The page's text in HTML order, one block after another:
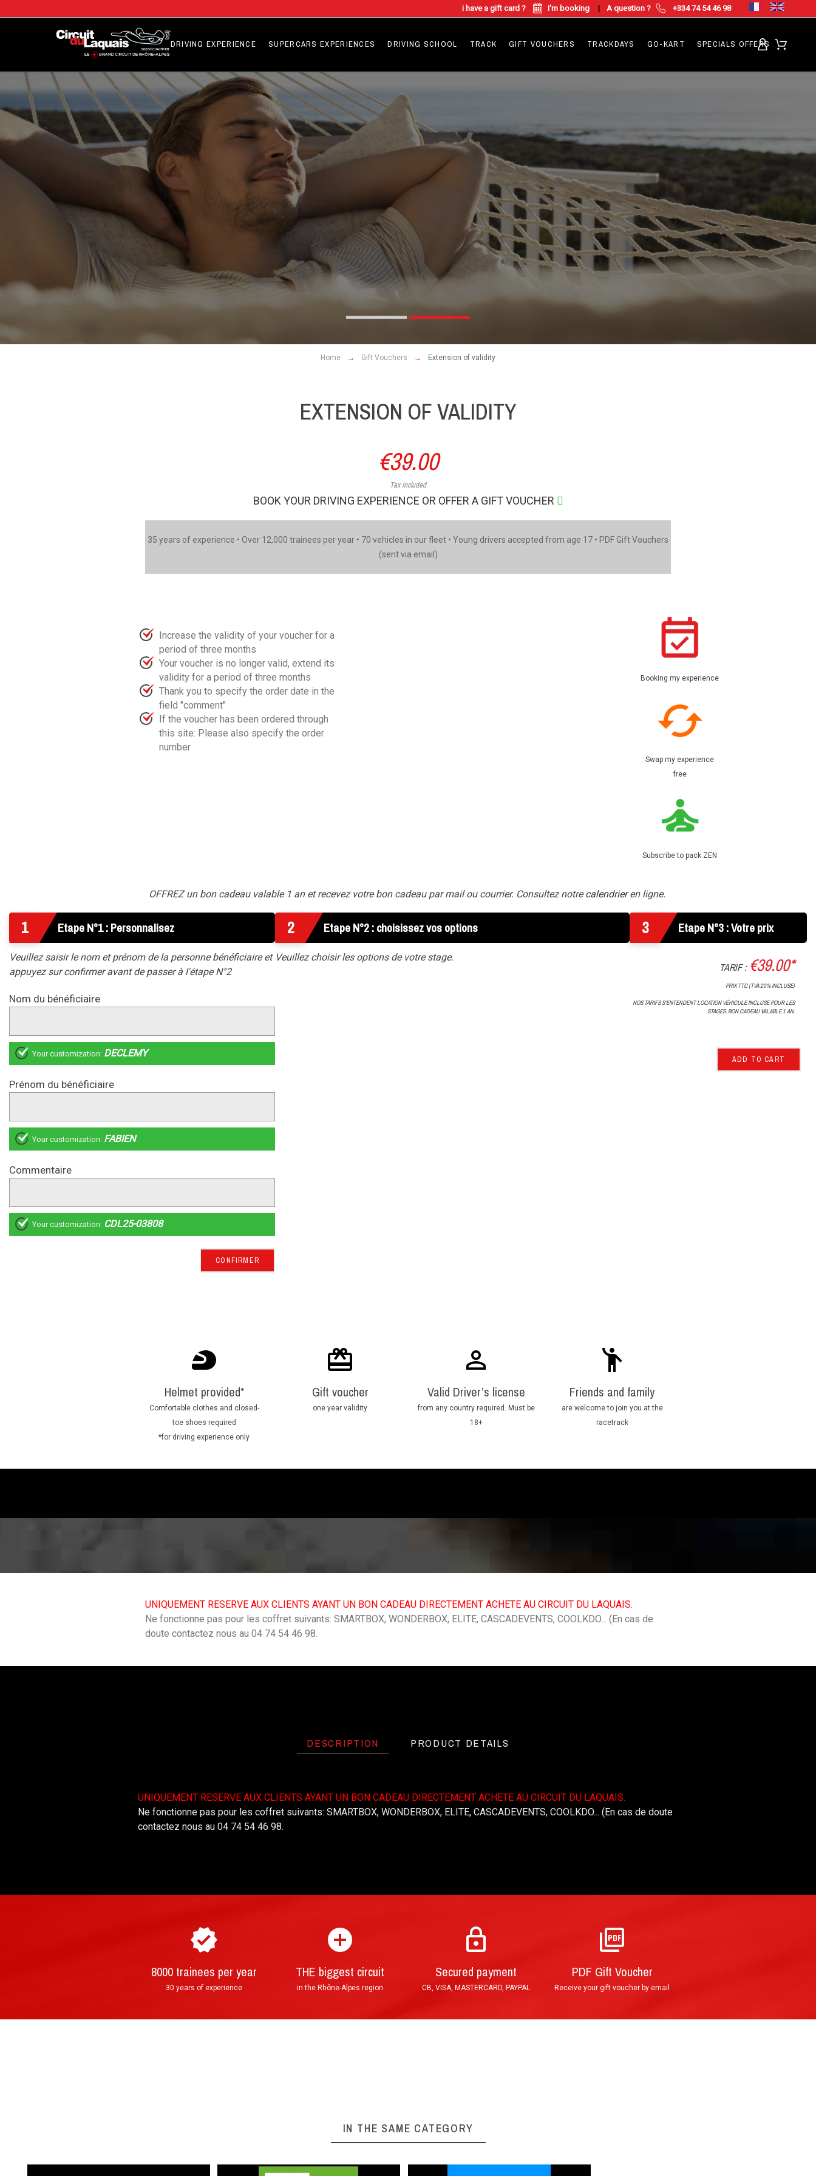
i have a gift card ? I'm booking | A question ? +334 74 54 46 98
DRIVING EXPERIENCE SUPERCARS EXPERIENCES DRIVING SCHOOL TRACK GIFT VOUCHERS TRACKDAYS GO-KART SPECIALS OFFERS
Home Gift Vouchers Extension of validity
EXTENSION OF VALIDITY
€39.00
Tax included
BOOK YOUR DRIVING EXPERIENCE OR OFFER A GIFT VOUCHER
35 years of experience • Over 12,000 trainees per year • 70 vehicles in our fleet • Young drivers accepted from age 17 • PDF Gift Vouchers
(sent via email)
Increase the validity of your voucher for a
period of three months
Your voucher is no longer valid, extend its
validity for a period of three months
Thank you to specify the order date in the
field "comment"
If the voucher has been ordered through
this site: Please also specify the order
number
Booking my experience
Swap my experience
free
Subscribe to pack ZEN
OFFREZ un bon cadeau valable 1 an et recevez votre bon cadeau par mail ou courrier. Consultez notrecalendrieren ligne.
1 Etape N°1 : Personnalisez
Veuillez saisir le nom et prénom de la personne bénéficiaire et
appuyez sur confirmer avant de passer à l'étape N°2
Nom du bénéficiaire
Your customization: DECLEMY
Prénom du bénéficiaire
Your customization: FABIEN
Commentaire
Your customization: CDL25-03808
CONFIRMER
2 Etape N°2 : choisissez vos options
Veuillez choisir les options de votre stage.
3 Etape N°3 : Votre prix
TARIF : €39.00*
PRIX TTC (TVA 20% INCLUSE)
NOS TARIFS S'ENTENDENT LOCATION VÉHICULE INCLUSE POUR LES
STAGES. BON CADEAU VALABLE 1 AN.
ADD TO CART
Helmet provided*
Comfortable clothes and closed-
toe shoes required
*for driving experience only
Gift voucher
one year validity
Valid Driver’s license
from any country required. Must be
18+
Friends and family
are welcome to join you at the
racetrack
UNIQUEMENT RESERVE AUX CLIENTS AYANT UN BON CADEAU DIRECTEMENT ACHETE AU CIRCUIT DU LAQUAIS.
Ne fonctionne pas pour les coffret suivants: SMARTBOX, WONDERBOX, ELITE, CASCADEVENTS, COOLKDO... (En cas de
doute contactez nous au 04 74 54 46 98.
DESCRIPTION PRODUCT DETAILS
UNIQUEMENT RESERVE AUX CLIENTS AYANT UN BON CADEAU DIRECTEMENT ACHETE AU CIRCUIT DU LAQUAIS.
Ne fonctionne pas pour les coffret suivants: SMARTBOX, WONDERBOX, ELITE, CASCADEVENTS, COOLKDO... (En cas de doute
contactez nous au 04 74 54 46 98.
8000 trainees per year
30 years of experience
THE biggest circuit
in the Rhône-Alpes region
Secured payment
CB, VISA, MASTERCARD, PAYPAL
PDF Gift Voucher
Receive your gift voucher by email
IN THE SAME CATEGORY